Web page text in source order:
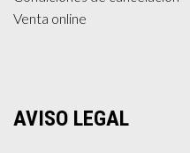
Venta online
AVISO LEGAL